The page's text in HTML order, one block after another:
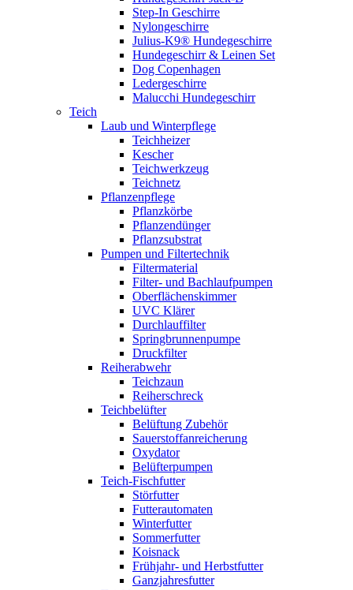
Step-In Geschirre
Nylongeschirre
Julius-K9® Hundegeschirre
Hundegeschirr & Leinen Set
Dog Copenhagen
Ledergeschirre
Malucchi Hundegeschirr
Teich
Laub und Winterpflege
Teichheizer
Kescher
Teichwerkzeug
Teichnetz
Pflanzenpflege
Pflanzkörbe
Pflanzendünger
Pflanzsubstrat
Pumpen und Filtertechnik
Filtermaterial
Filter- und Bachlaufpumpen
Oberflächenskimmer
UVC Klärer
Durchlauffilter
Springbrunnenpumpe
Druckfilter
Reiherabwehr
Teichzaun
Reiherschreck
Teichbelüfter
Belüftung Zubehör
Sauerstoffanreicherung
Oxydator
Belüfterpumpen
Teich-Fischfutter
Störfutter
Futterautomaten
Winterfutter
Sommerfutter
Koisnack
Frühjahr- und Herbstfutter
Ganzjahresfutter